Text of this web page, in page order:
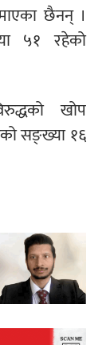
छैनन् ।
५१ रहेको
खोप
सङ्ख्या १६